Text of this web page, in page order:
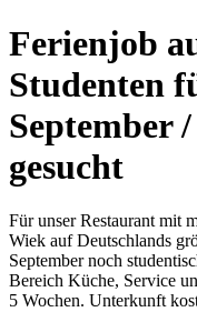
Ferienjob
Studenten
September
gesucht
Für unser Restaurant mit
Wiek auf Deutschlands
September noch
Bereich Küche, Service
5 Wochen. Unterkunft